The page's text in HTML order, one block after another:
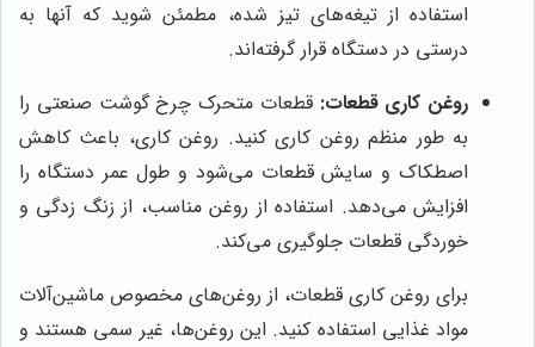
استفاده از تیغه‌های تیز شده، مطمئن شوید که آنها به
درستی در دستگاه قرار گرفته‌اند.
روغن کاری قطعات: قطعات متحرک چرخ گوشت صنعتی را
به طور منظم روغن کاری کنید. روغن کاری، باعث کاهش
اصطکاک و سایش قطعات می‌شود و طول عمر دستگاه را
افزایش می‌دهد. استفاده از روغن مناسب، از زنگ زدگی و
خوردگی قطعات جلوگیری می‌کند.
برای روغن کاری قطعات، از روغن‌های مخصوص ماشین‌آلات
مواد غذایی استفاده کنید. این روغن‌ها، غیر سمی هستند و